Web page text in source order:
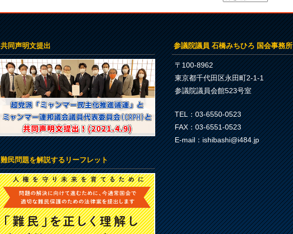
共同声明文提出
難民問題を解説するリーフレット
参議院議員 石橋みちひろ 国会事務所
〒100-8962
東京都千代田区永田町2-1-1
参議院議員会館523号室
TEL：03-6550-0523
FAX：03-6551-0523
E-mail：ishibashi@i484.jp